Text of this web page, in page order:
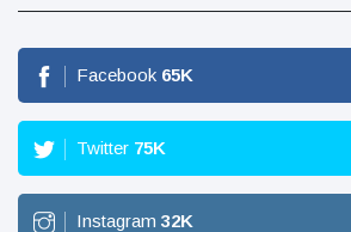
Facebook 65K
Twitter 75K
Instagram 32K